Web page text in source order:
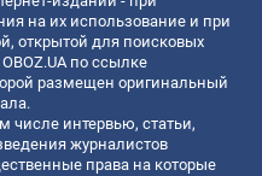
на их использование и при
открытой для поисковых
по ссылке
размещен оригинальный
числе интервью, статьи,
журналистов
права на которые